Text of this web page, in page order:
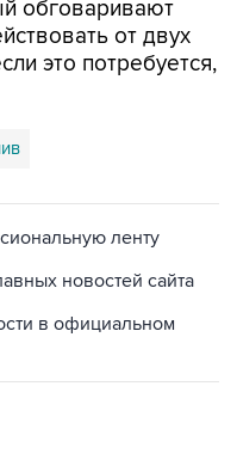
обговаривают
от двух
это потребуется,
ленту
новостей сайта
в официальном